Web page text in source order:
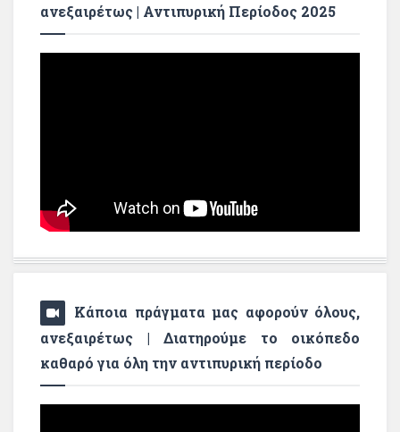
ανεξαιρέτως | Αντιπυρική Περίοδος 2025
Κάποια πράγματα μας αφορούν όλους,
ανεξαιρέτως | Διατηρούμε το οικόπεδο
καθαρό για όλη την αντιπυρική περίοδο